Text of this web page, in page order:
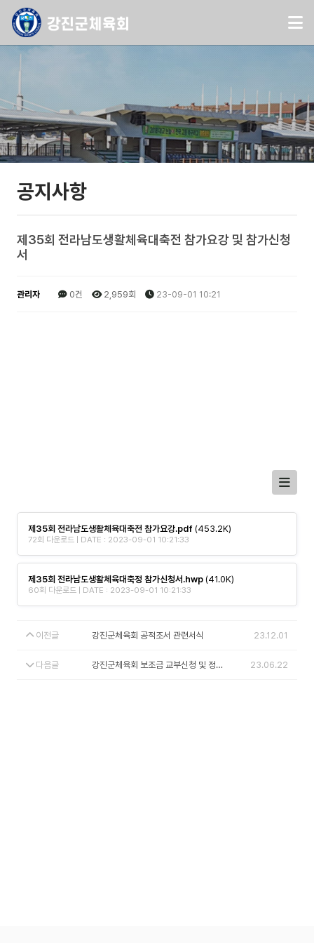
공지사항
제35회 전라남도생활체육대축전 참가요강 및 참가신청
서
관리자 0건 2,959회 23-09-01 10:21
제35회 전라남도생활체육대축전 참가요강.pdf (453.2K)
72회 다운로드 | DATE : 2023-09-01 10:21:33
제35회 전라남도생활체육대축정 참가신청서.hwp (41.0K)
60회 다운로드 | DATE : 2023-09-01 10:21:33
이전글 강진군체육회 공적조서 관련서식 23.12.01
다음글 강진군체육회 보조금 교부신청 및 정산자료 양식 (수정) 23.06.22